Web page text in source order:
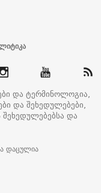
და ტერმინოლოგია,
და შეხედულებები,
და
დაცულია